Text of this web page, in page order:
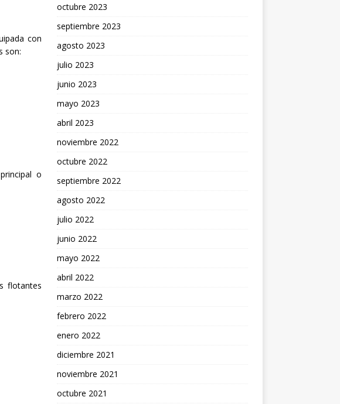
con
son:
o
flotantes
octubre 2023
septiembre 2023
agosto 2023
julio 2023
junio 2023
mayo 2023
abril 2023
noviembre 2022
octubre 2022
septiembre 2022
agosto 2022
julio 2022
junio 2022
mayo 2022
abril 2022
marzo 2022
febrero 2022
enero 2022
diciembre 2021
noviembre 2021
octubre 2021